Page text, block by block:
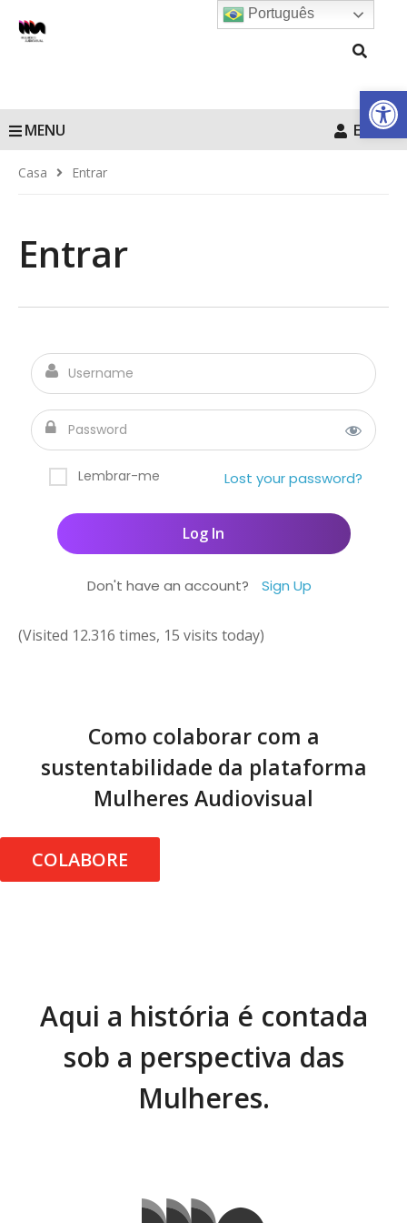
Barra de
MENU Entrar
Casa Entrar
Entrar
Lembrar-me Lost your password?
Don't have an account? Sign Up
(Visited 12.316 times, 15 visits today)
Como colaborar com a
sustentabilidade da plataforma
Mulheres Audiovisual
COLABORE
Aqui a história é contada
sob a perspectiva das
Mulheres.
Português